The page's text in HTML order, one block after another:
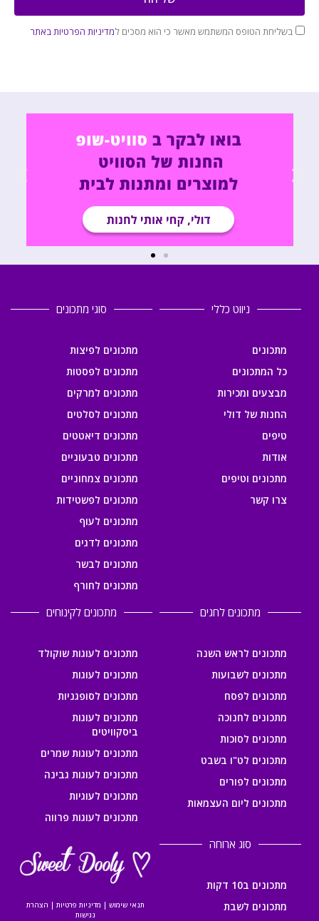
בשליחת הטופס המשתמש מאשר כי הוא מסכים למדיניות הפרטיות באתר
ניווט כללי
מתכונים
כל המתכונים
מבצעים ומכירות
החנות של דולי
טיפים
אודות
מתכונים וטיפים
צרו קשר
סוגי מתכונים
מתכונים לפיצות
מתכונים לפסטות
מתכונים למרקים
מתכונים לסלטים
מתכונים דיאטטים
מתכונים טבעוניים
מתכונים צמחוניים
מתכונים לפשטידות
מתכונים לעוף
מתכונים לדגים
מתכונים לבשר
מתכונים לחורף
מתכונים לחגים
מתכונים לראש השנה
מתכונים לשבועות
מתכונים לפסח
מתכונים לחנוכה
מתכונים לסוכות
מתכונים לט"ו בשבט
מתכונים לפורים
מתכונים ליום העצמאות
מתכונים לקינוחים
מתכונים לעוגות שוקולד
מתכונים לעוגות
מתכונים לסופגניות
מתכונים לעוגות
ביסקוויטים
מתכונים לעוגות שמרים
מתכונים לעוגות גבינה
מתכונים לעוגיות
מתכונים לעוגות פרווה
סוג ארוחה
מתכונים ב10 דקות
מתכונים לשבת
תנאי שימוש | מדיניות פרטיות | הצהרת
נגישות